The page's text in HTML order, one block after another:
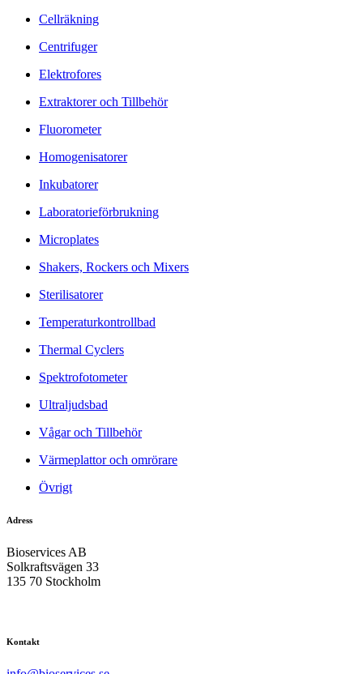
Cellräkning
Centrifuger
Elektrofores
Extraktorer och Tillbehör
Fluorometer
Homogenisatorer
Inkubatorer
Laboratorieförbrukning
Microplates
Shakers, Rockers och Mixers
Sterilisatorer
Temperaturkontrollbad
Thermal Cyclers
Spektrofotometer
Ultraljudsbad
Vågar och Tillbehör
Värmeplattor och omrörare
Övrigt
Adress
Bioservices AB
Solkraftsvägen 33
135 70 Stockholm
Kontakt